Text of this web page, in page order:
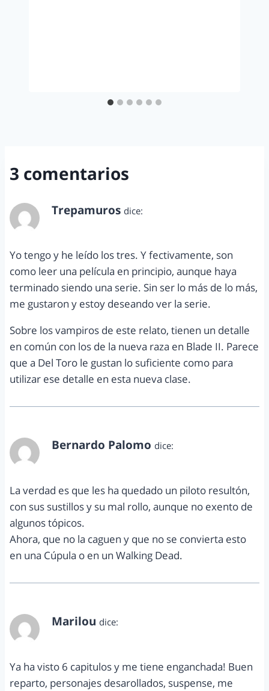
3 comentarios
Trepamuros dice:
Yo tengo y he leído los tres. Y fectivamente, son
como leer una película en principio, aunque haya
terminado siendo una serie. Sin ser lo más de lo más,
me gustaron y estoy deseando ver la serie.
Sobre los vampiros de este relato, tienen un detalle
en común con los de la nueva raza en Blade II. Parece
que a Del Toro le gustan lo suficiente como para
utilizar ese detalle en esta nueva clase.
Bernardo Palomo dice:
La verdad es que les ha quedado un piloto resultón,
con sus sustillos y su mal rollo, aunque no exento de
algunos tópicos.
Ahora, que no la caguen y que no se convierta esto
en una Cúpula o en un Walking Dead.
Marilou dice:
Ya ha visto 6 capitulos y me tiene enganchada! Buen
reparto, personajes desarollados, suspense, me